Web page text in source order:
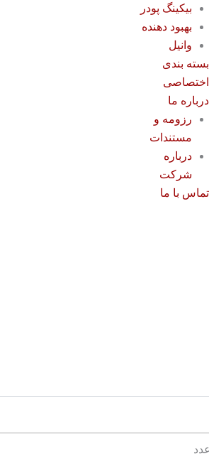
بیکینگ پودر
بهبود دهنده
وانیل
بسته بندی
اختصاصی
درباره ما
رزومه و
مستندات
درباره
شرکت
تماس با ما